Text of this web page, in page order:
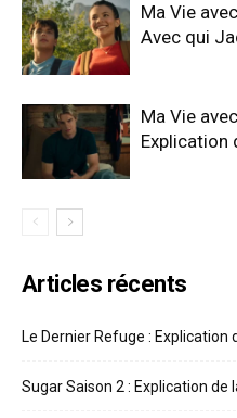
Ma Vie
Avec qui
Ma Vie
Explication
Articles récents
Le Dernier Refuge : Explication
Sugar Saison 2 : Explication de